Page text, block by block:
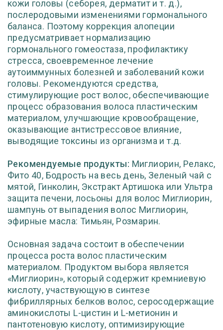
кожи головы (себорея, дерматит и т. д.),
послеродовыми изменениями гормонального
баланса. Поэтому коррекция алопеции
предусматривает нормализацию
гормонального гомеостаза, профилактику
стресса, своевременное лечение
аутоиммунных болезней и заболеваний кожи
головы. Рекомендуются средства,
стимулирующие рост волос, обеспечивающие
процесс образования волоса пластическим
материалом, улучшающие кровообращение,
оказывающие антистрессовое влияние,
выводящие токсины из организма и т.д.
Рекомендуемые продукты: Миглиорин, Релакс,
Фито 40, Бодрость на весь день, Зеленый чай с
мятой, Гинколин, Экстракт Артишока или Ультра
защита печени, лосьоны для волос Миглиорин,
шампунь от выпадения волос Миглиорин,
эфирные масла: Тимьян, Розмарин.
Основная задача состоит в обеспечении
процесса роста волос пластическим
материалом. Продуктом выбора является
«Миглиорин», который содержит кремниевую
кислоту, участвующую в синтезе
фибриллярных белков волос, серосодержащие
аминокислоты L-цистин и L-метионин и
пантотеновую кислоту, оптимизирующие